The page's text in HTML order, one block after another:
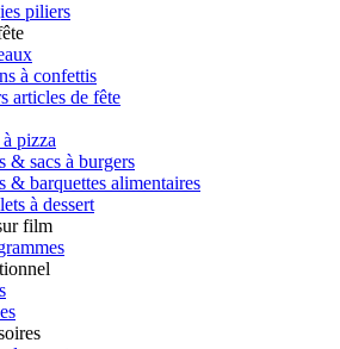
piliers
à confettis
articles de fête
pizza
& sacs à burgers
& barquettes alimentaires
à dessert
film